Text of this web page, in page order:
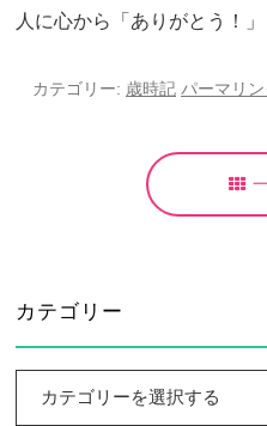
人に心から「ありがとう！
カテゴリー: 歳時記 パーマリン
カテゴリー
カテゴリーを選択する